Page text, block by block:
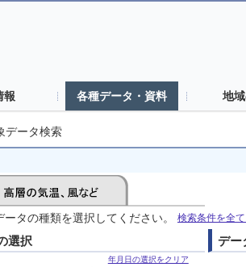
報 各種データ・資料 地
データ検索
タの種類を選択してください。 検索条件を全
選択
年月日の選択をクリア
デー